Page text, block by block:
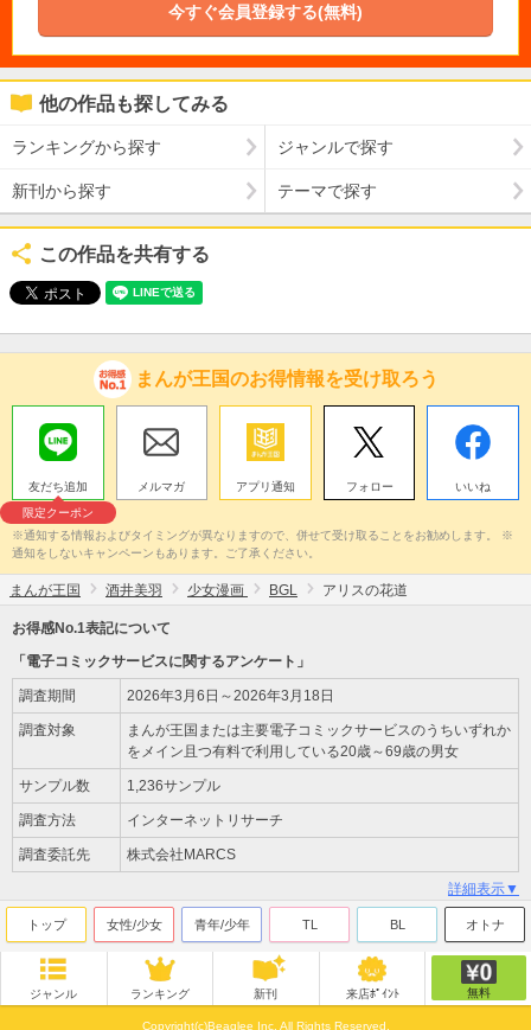
今すぐ会員登録する(無料)
他の作品も探してみる
ランキングから探す ジャンルで探す
新刊から探す テーマで探す
この作品を共有する
まんが王国のお得情報を受け取ろう
友だち追加
限定クーポン
メルマガ アプリ通知 フォロー いいね
※通知する情報およびタイミングが異なりますので、併せて受け取ることをお勧めします。 ※
通知をしないキャンペーンもあります。ご了承ください。
まんが王国 酒井美羽 少女漫画 BGL アリスの花道
お得感No.1表記について
「電子コミックサービスに関するアンケート」
調査期間 2026年3月6日～2026年3月18日
調査対象
まんが王国または主要電子コミックサービスのうちいずれか
をメイン且つ有料で利用している20歳～69歳の男女
サンプル数 1,236サンプル
調査方法 インターネットリサーチ
調査委託先 株式会社MARCS
詳細表示▼
トップ 女性/少女 青年/少年 TL BL オトナ
ジャンル ランキング 新刊 来店ﾎﾟｲﾝﾄ 無料
Copyright(c)Beaglee Inc. All Rights Reserved.